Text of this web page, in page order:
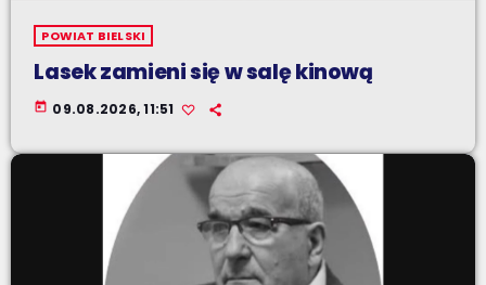
POWIAT BIELSKI
Lasek zamieni się w salę kinową
today 09.08.2026, 11:51